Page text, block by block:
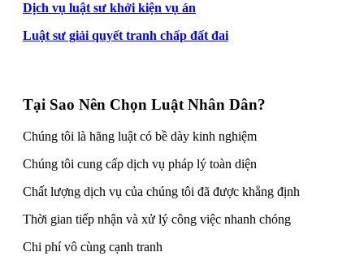
Dịch vụ luật sư khởi kiện vụ án
Luật sư giải quyết tranh chấp đất đai
Tại Sao Nên Chọn Luật Nhân Dân?
Chúng tôi là hãng luật có bề dày kinh nghiệm
Chúng tôi cung cấp dịch vụ pháp lý toàn diện
Chất lượng dịch vụ của chúng tôi đã được khẳng định
Thời gian tiếp nhận và xử lý công việc nhanh chóng
Chi phí vô cùng cạnh tranh